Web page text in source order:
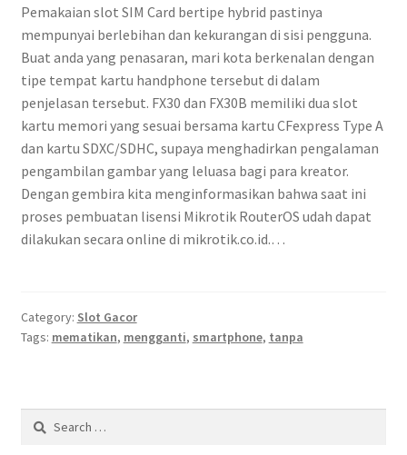
Pemakaian slot SIM Card bertipe hybrid pastinya
mempunyai berlebihan dan kekurangan di sisi pengguna.
Buat anda yang penasaran, mari kota berkenalan dengan
tipe tempat kartu handphone tersebut di dalam
penjelasan tersebut. FX30 dan FX30B memiliki dua slot
kartu memori yang sesuai bersama kartu CFexpress Type A
dan kartu SDXC/SDHC, supaya menghadirkan pengalaman
pengambilan gambar yang leluasa bagi para kreator.
Dengan gembira kita menginformasikan bahwa saat ini
proses pembuatan lisensi Mikrotik RouterOS udah dapat
dilakukan secara online di mikrotik.co.id.…
Category: Slot Gacor
Tags: mematikan, mengganti, smartphone, tanpa
Search